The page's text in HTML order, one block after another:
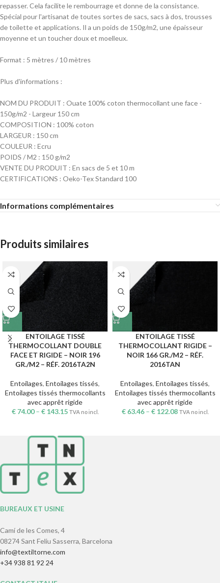
repasser. Cela facilite le rembourrage et donne de la consistance.
Spécial pour l'artisanat de toutes sortes de sacs, sacs à dos, trousses
de toilette et applications. Il a un poids de 150g/m2, une épaisseur
moyenne et un toucher doux et moelleux.
Format : 5 mètres / 10 mètres
Plus d'informations :
NOM DU PRODUIT : Ouate 100% coton thermocollant une face -
150g/m2 - Largeur 150 cm
COMPOSITION : 100% coton
LARGEUR : 150 cm
COULEUR : Ecru
POIDS / M2 : 150 g/m2
VENTE DU PRODUIT : En sacs de 5 et 10 m
CERTIFICATIONS : Oeko-Tex Standard 100
Informations complémentaires
Produits similaires
ENTOILAGE TISSÉ
THERMOCOLLANT DOUBLE
FACE ET RIGIDE – NOIR 196
GR./M2 – RÉF. 2016TA2N
Entoilages, Entoilages tissés,
Entoilages tissés thermocollants
avec apprêt rigide
€74.00– €143.15 TVA no incl.
ENTOILAGE TISSÉ
THERMOCOLLANT RIGIDE –
NOIR 166 GR./M2 – RÉF.
2016TAN
Entoilages, Entoilages tissés,
Entoilages tissés thermocollants
avec apprêt rigide
€63.46– €122.08 TVA no incl.
BUREAUX ET USINE
Camí de les Comes, 4
08274 Sant Feliu Sasserra, Barcelona
info@textiltorne.com
+34 938 81 92 24